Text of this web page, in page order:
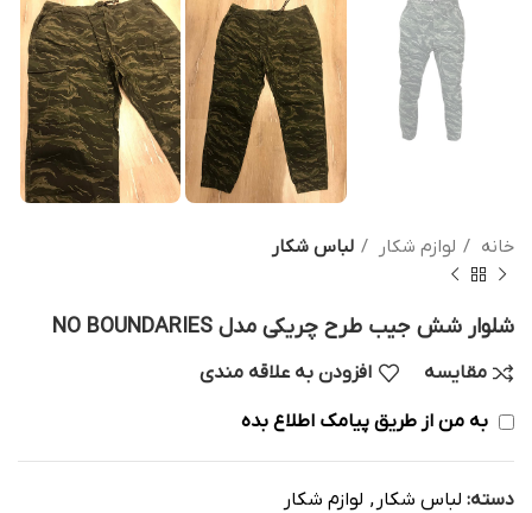
خانه لوازم شکار لباس شکار
شلوار شش جیب طرح چریکی مدل NO BOUNDARIES
مقایسه افزودن به علاقه مندی
به من از طریق پیامک اطلاع بده
دسته: لباس شکار , لوازم شکار